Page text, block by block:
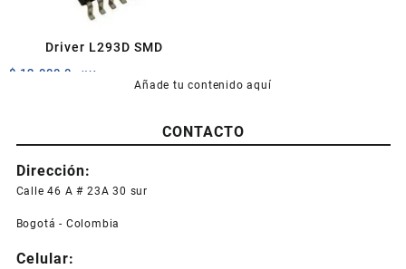
Driver L293D SMD
$ 12.000,0 +IVA
Añade tu contenido aquí
CONTACTO
Dirección:
Calle 46 A # 23A 30 sur
Bogotá - Colombia
Celular: